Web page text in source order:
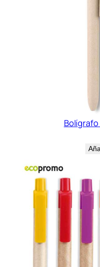
Bolígrafo